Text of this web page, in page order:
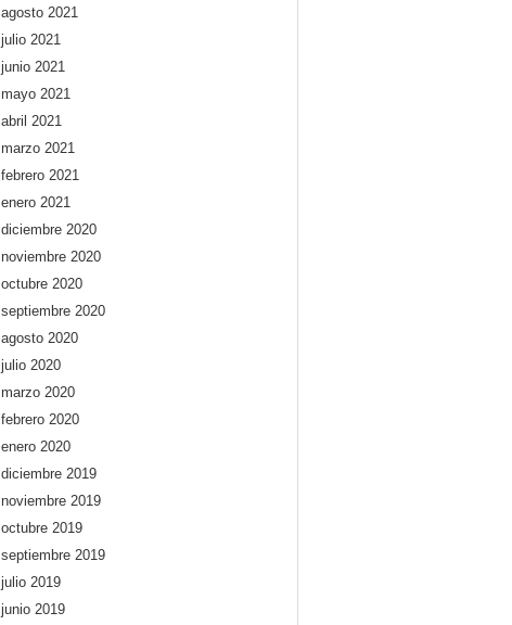
agosto 2021
julio 2021
junio 2021
mayo 2021
abril 2021
marzo 2021
febrero 2021
enero 2021
diciembre 2020
noviembre 2020
octubre 2020
septiembre 2020
agosto 2020
julio 2020
marzo 2020
febrero 2020
enero 2020
diciembre 2019
noviembre 2019
octubre 2019
septiembre 2019
julio 2019
junio 2019